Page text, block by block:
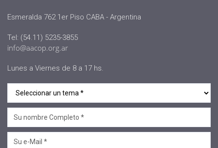
Esmeralda 762 1er Piso CABA - Argentina
Tel: (54.11) 5235-3855
info@aacop.org.ar
Lunes a Viernes de 8 a 17 hs.